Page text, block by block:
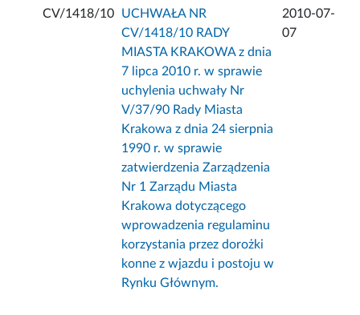
CV/1418/10
UCHWAŁA NR
CV/1418/10 RADY
MIASTA KRAKOWA z dnia
7 lipca 2010 r. w sprawie
uchylenia uchwały Nr
V/37/90 Rady Miasta
Krakowa z dnia 24 sierpnia
1990 r. w sprawie
zatwierdzenia Zarządzenia
Nr 1 Zarządu Miasta
Krakowa dotyczącego
wprowadzenia regulaminu
korzystania przez dorożki
konne z wjazdu i postoju w
Rynku Głównym.
2010-07-
07